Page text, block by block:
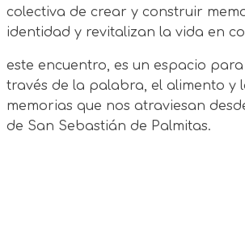
colectiva de crear y construir
identidad y revitalizan la vida en
este encuentro, es un espacio
través de la palabra, el alimento y
memorias que nos atraviesan
de San Sebastián de Palmitas.